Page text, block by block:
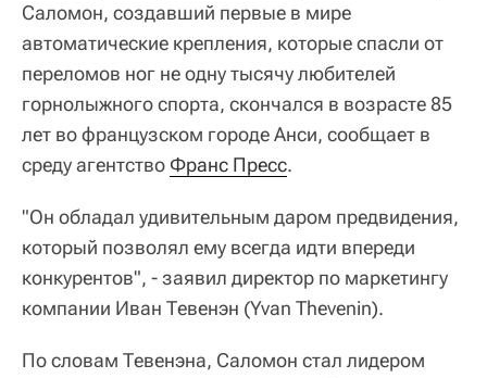
Саломон, создавший первые в мире
автоматические крепления, которые спасли от
переломов ног не одну тысячу любителей
горнолыжного спорта, скончался в возрасте 85
лет во французском городе Анси, сообщает в
среду агентство Франс Пресс.
"Он обладал удивительным даром предвидения,
который позволял ему всегда идти впереди
конкурентов", - заявил директор по маркетингу
компании Иван Тевенэн (Yvan Thevenin).
По словам Тевенэна, Саломон стал лидером